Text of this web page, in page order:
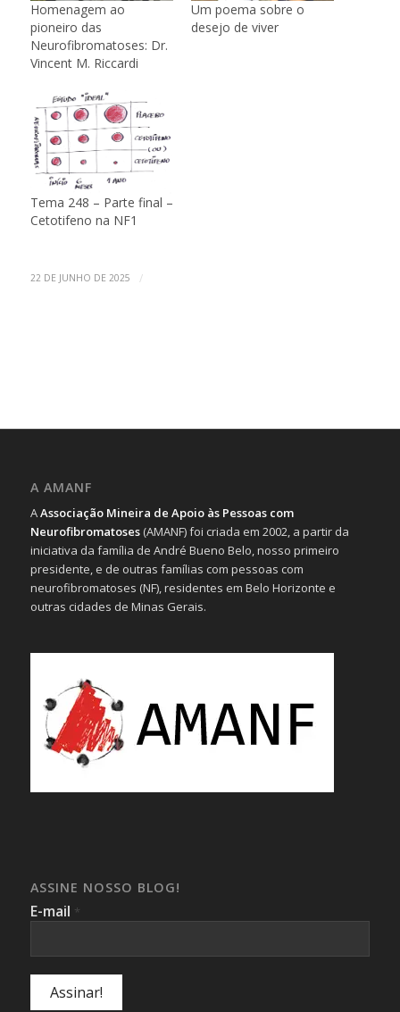
Homenagem ao
pioneiro das
Neurofibromatoses: Dr.
Vincent M. Riccardi
Um poema sobre o
desejo de viver
Tema 248 – Parte final –
Cetotifeno na NF1
22 DE JUNHO DE 2025 /
A AMANF
AAssociação Mineira de Apoio às Pessoas com
Neurofibromatoses(AMANF) foi criada em 2002, a partir da
iniciativa da família de André Bueno Belo, nosso primeiro
presidente, e de outras famílias com pessoas com
neurofibromatoses (NF), residentes em Belo Horizonte e
outras cidades de Minas Gerais.
ASSINE NOSSO BLOG!
E-mail *